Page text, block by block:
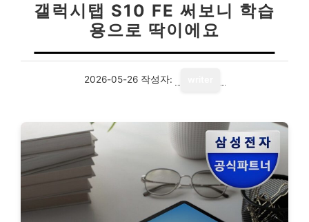
갤럭시탭 S10 FE 써보니 학습
용으로 딱이에요
2026-05-26 작성자: